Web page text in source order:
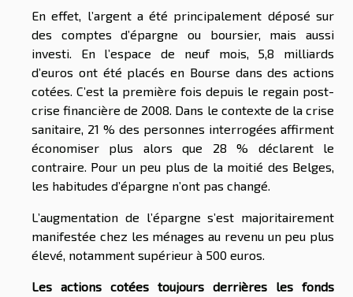
En effet, l’argent a été principalement déposé sur
des comptes d’épargne ou boursier, mais aussi
investi. En l’espace de neuf mois, 5,8 milliards
d’euros ont été placés en Bourse dans des actions
cotées. C’est la première fois depuis le regain post-
crise financière de 2008. Dans le contexte de la crise
sanitaire, 21 % des personnes interrogées affirment
économiser plus alors que 28 % déclarent le
contraire. Pour un peu plus de la moitié des Belges,
les habitudes d’épargne n’ont pas changé.
L’augmentation de l’épargne s’est majoritairement
manifestée chez les ménages au revenu un peu plus
élevé, notamment supérieur à 500 euros.
Les actions cotées toujours derrières les fonds